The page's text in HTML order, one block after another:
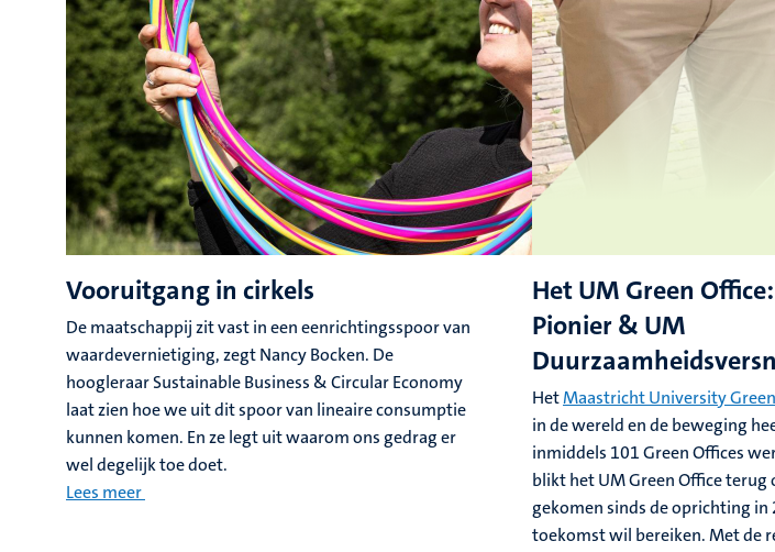
Vooruitgang in cirkels
De maatschappij zit vast in een eenrichtingsspoor van
waardevernietiging, zegt Nancy Bocken. De
hoogleraar Sustainable Business & Circular Economy
laat zien hoe we uit dit spoor van lineaire consumptie
kunnen komen. En ze legt uit waarom ons gedrag er
wel degelijk toe doet.
Lees meer
Het UM Green
Pionier & UM
HetMaastricht University
in de wereld en de beweging
inmiddels 101 Green Offices
blikt het UM Green Office terug
gekomen sinds de oprichting in
toekomst wil bereiken.Met de